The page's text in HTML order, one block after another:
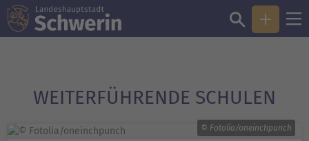
WEITERFÜHRENDE SCHULEN
© Fotolia/oneinchpunch